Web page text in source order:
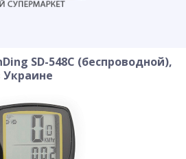
SD-548C (беспроводной),
Украине